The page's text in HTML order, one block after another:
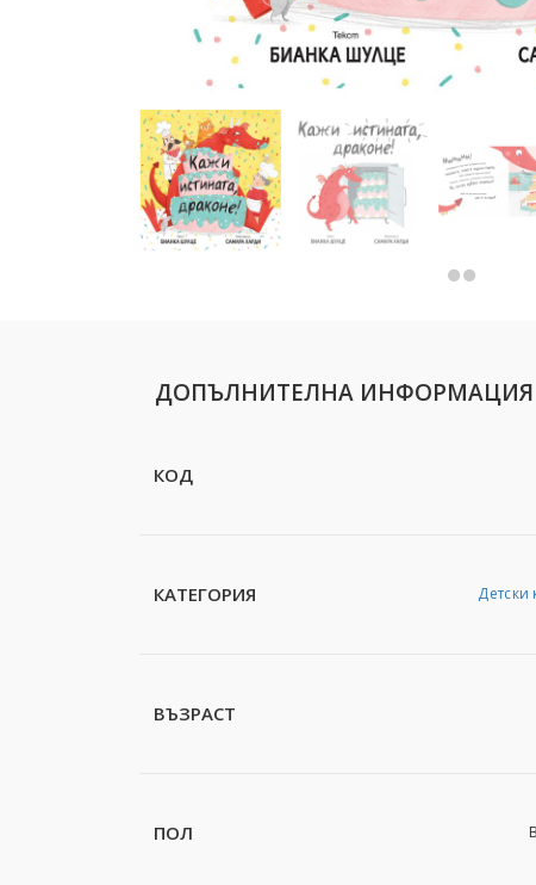
ДОПЪЛНИТЕЛНА ИНФОРМАЦИЯ
КОД
КАТЕГОРИЯ Детски
ВЪЗРАСТ
ПОЛ